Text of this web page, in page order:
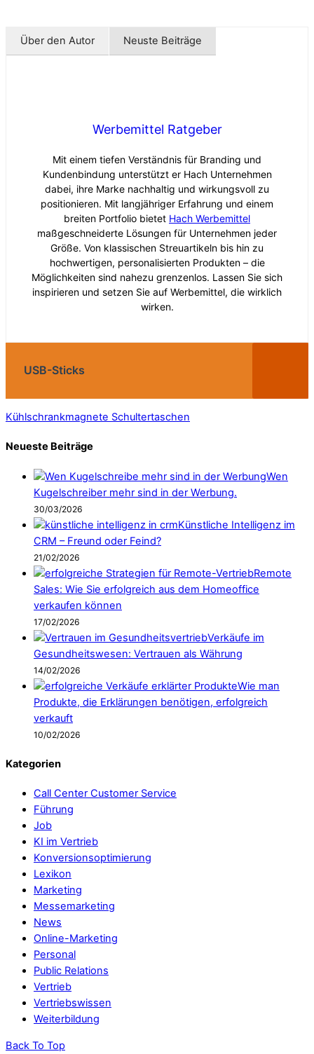
Über den Autor Neuste Beiträge
Werbemittel Ratgeber
Mit einem tiefen Verständnis für Branding und
Kundenbindung unterstützt er Hach Unternehmen
dabei, ihre Marke nachhaltig und wirkungsvoll zu
positionieren. Mit langjähriger Erfahrung und einem
breiten Portfolio bietet Hach Werbemittel
maßgeschneiderte Lösungen für Unternehmen jeder
Größe. Von klassischen Streuartikeln bis hin zu
hochwertigen, personalisierten Produkten – die
Möglichkeiten sind nahezu grenzenlos. Lassen Sie sich
inspirieren und setzen Sie auf Werbemittel, die wirklich
wirken.
USB-Sticks
Kühlschrankmagnete Schultertaschen
Neueste Beiträge
Wen
Kugelschreiber mehr sind in der Werbung.
30/03/2026
Künstliche Intelligenz im
CRM – Freund oder Feind?
21/02/2026
Remote
Sales: Wie Sie erfolgreich aus dem Homeoffice
verkaufen können
17/02/2026
Verkäufe im
Gesundheitswesen: Vertrauen als Währung
14/02/2026
Wie man
Produkte, die Erklärungen benötigen, erfolgreich
verkauft
10/02/2026
Kategorien
Call Center Customer Service
Führung
Job
KI im Vertrieb
Konversionsoptimierung
Lexikon
Marketing
Messemarketing
News
Online-Marketing
Personal
Public Relations
Vertrieb
Vertriebswissen
Weiterbildung
Back To Top